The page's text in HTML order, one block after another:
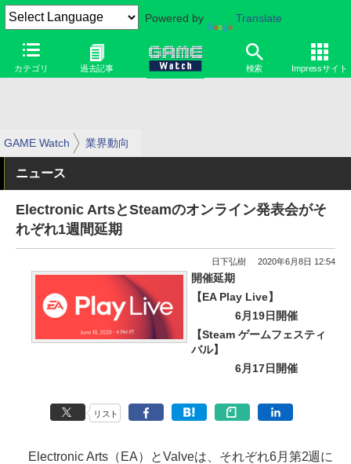
Powered by Translate
カテゴリ 過去記事 検索 Impressサイト
GAME Watch 業界動向
ニュース
Electronic ArtsとSteamのオンライン発表会がそ
れぞれ1週間延期
日下弘樹 2020年6月8日 12:54
開催延期
【EA Play Live】
6月19日開催
【Steam ゲームフェスティ
バル】
6月17日開催
リスト
Electronic Arts（EA）とValveは、それぞれ6月第2週に